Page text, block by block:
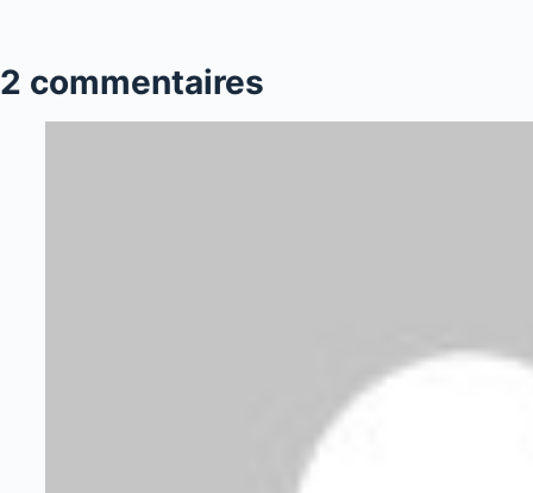
2 commentaires